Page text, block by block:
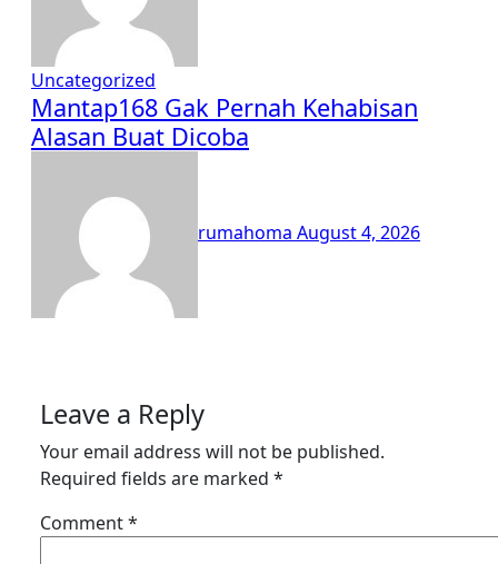
Uncategorized
Mantap168 Gak Pernah Kehabisan
Alasan Buat Dicoba
rumahoma August 4, 2026
Leave a Reply
Your email address will not be published.
Required fields are marked *
Comment*